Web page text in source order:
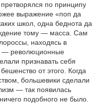
по принципу
выражение «поп да
школ, одна беднота да
тому — масса. Сам
находясь в
— революционные
признавать себя
от этого. Когда
большевики сделали
— так появилась
подобного не было.